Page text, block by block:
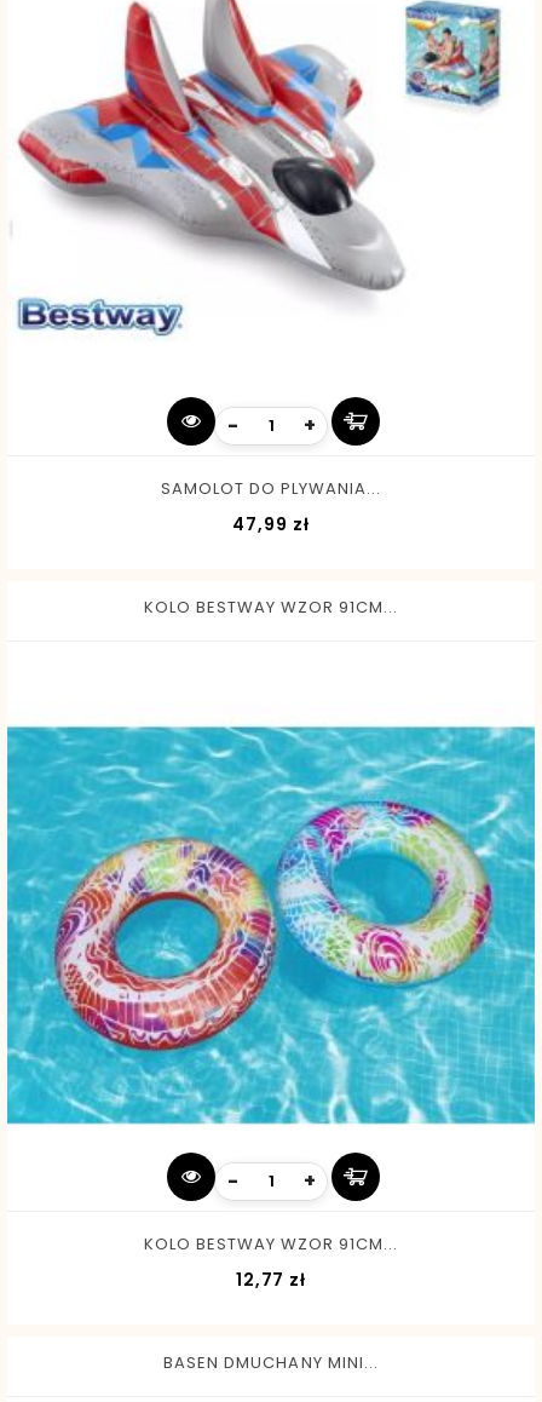
- +
SAMOLOT DO PLYWANIA...
47,99 złCena
KOLO BESTWAY WZOR 91CM...
- +
KOLO BESTWAY WZOR 91CM...
12,77 zł
BASEN DMUCHANY MINI...